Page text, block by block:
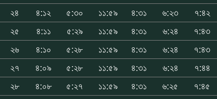
২৪
৪:১২ ৫:৩০ ১১:৫৯ ৪:৩১ ৬:২৩
৭:৪২
২৫
৪:১১ ৫:২৯ ১১:৫৯ ৪:৩১ ৬:২৪
৭:৪৩
২৬
৪:১০ ৫:২৮ ১১:৫৯ ৪:৩১ ৬:২৪
৭:৪৩
২৭
৪:০৯ ৫:২৮ ১১:৫৯ ৪:৩১ ৬:২৪
৭:৪৪
২৮
৪:০৮ ৫:২৭ ১১:৫৯ ৪:৩১ ৬:২৫
৭:৪৫